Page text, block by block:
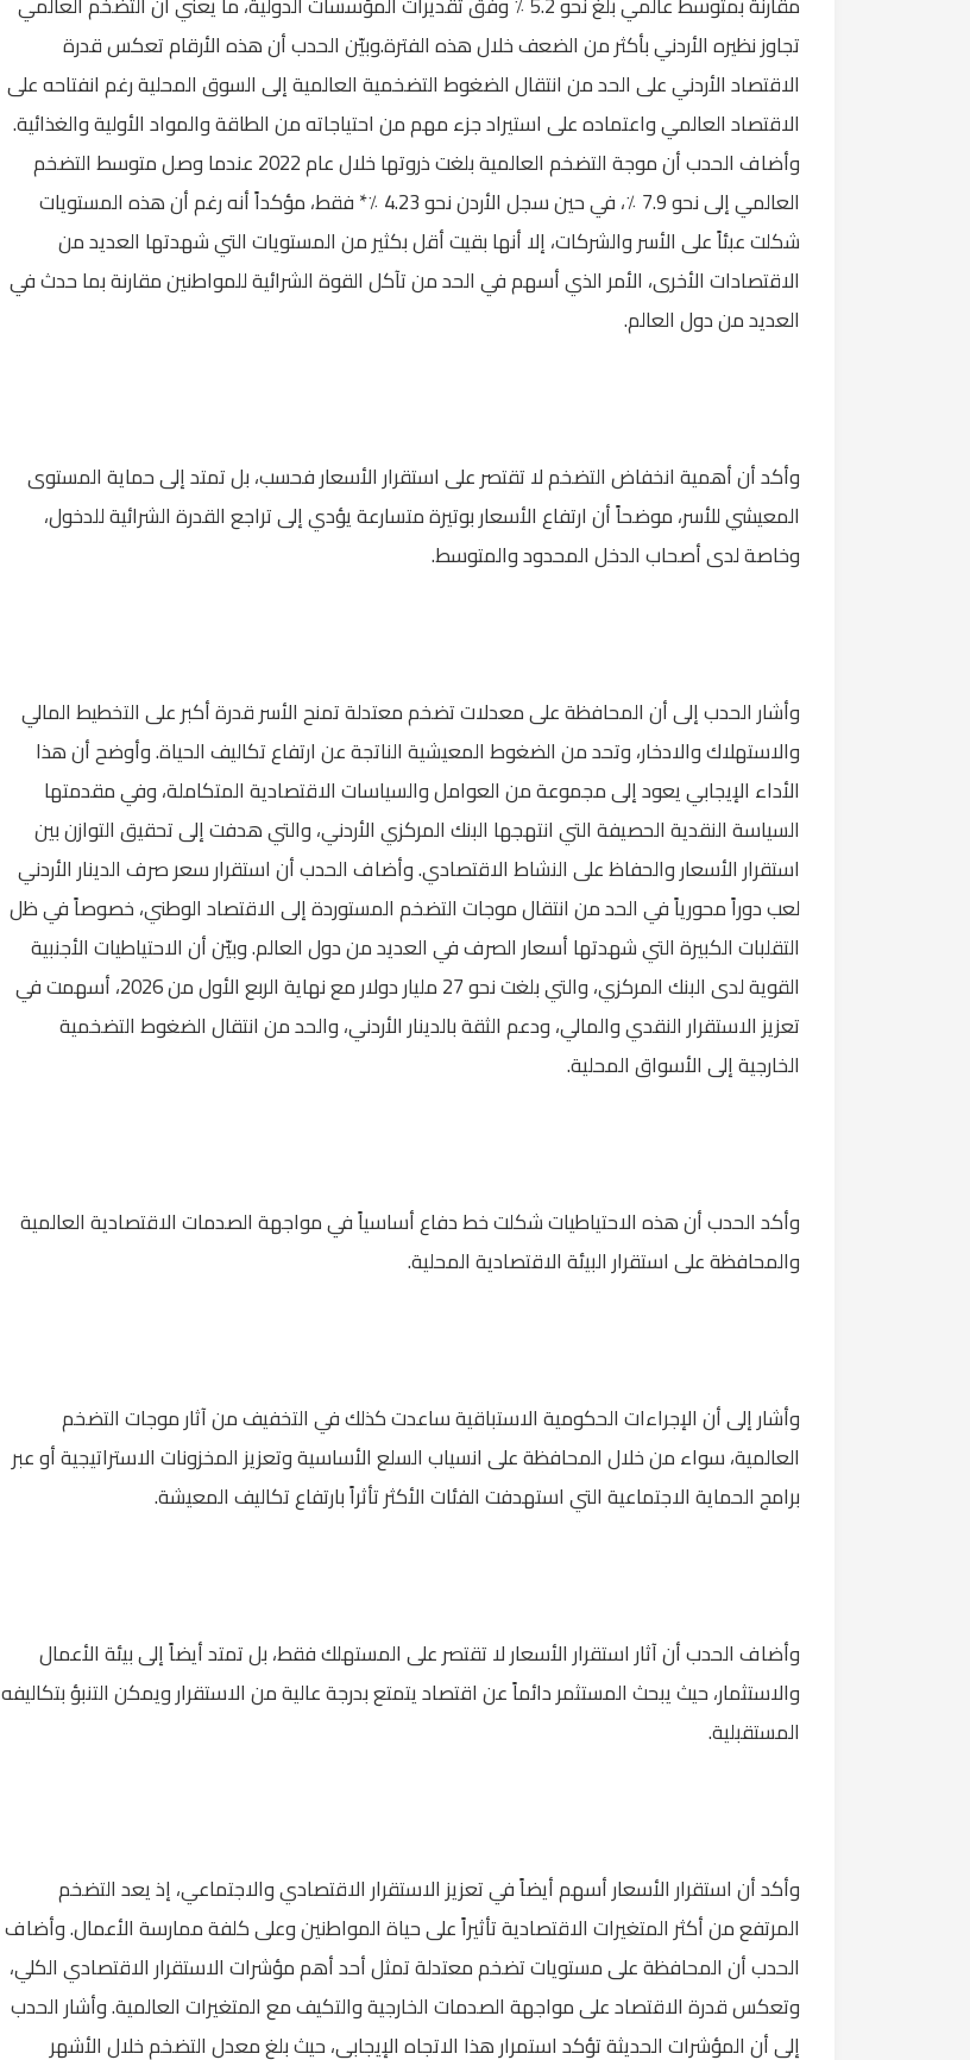
تجاوز نظيره الأردني بأكثر من الضعف خلال هذه الفترة.وبيّن الحدب أن هذه الأرقام تعكس قدرة
الاقتصاد الأردني على الحد من انتقال الضغوط التضخمية العالمية إلى السوق المحلية رغم انفتاحه على
الاقتصاد العالمي واعتماده على استيراد جزء مهم من احتياجاته من الطاقة والمواد الأولية والغذائية.
وأضاف الحدب أن موجة التضخم العالمية بلغت ذروتها خلال عام 2022 عندما وصل متوسط التضخم
العالمي إلى نحو 7.9 ٪، في حين سجل الأردن نحو 4.23 ٪* فقط، مؤكداً أنه رغم أن هذه المستويات
شكلت عبئاً على الأسر والشركات، إلا أنها بقيت أقل بكثير من المستويات التي شهدتها العديد من
الاقتصادات الأخرى، الأمر الذي أسهم في الحد من تآكل القوة الشرائية للمواطنين مقارنة بما حدث في
العديد من دول العالم.
وأكد أن أهمية انخفاض التضخم لا تقتصر على استقرار الأسعار فحسب، بل تمتد إلى حماية المستوى
المعيشي للأسر، موضحاً أن ارتفاع الأسعار بوتيرة متسارعة يؤدي إلى تراجع القدرة الشرائية للدخول،
وخاصة لدى أصحاب الدخل المحدود والمتوسط.
وأشار الحدب إلى أن المحافظة على معدلات تضخم معتدلة تمنح الأسر قدرة أكبر على التخطيط المالي
والاستهلاك والادخار، وتحد من الضغوط المعيشية الناتجة عن ارتفاع تكاليف الحياة. وأوضح أن هذا
الأداء الإيجابي يعود إلى مجموعة من العوامل والسياسات الاقتصادية المتكاملة، وفي مقدمتها
السياسة النقدية الحصيفة التي انتهجها البنك المركزي الأردني، والتي هدفت إلى تحقيق التوازن بين
استقرار الأسعار والحفاظ على النشاط الاقتصادي. وأضاف الحدب أن استقرار سعر صرف الدينار الأردني
لعب دوراً محورياً في الحد من انتقال موجات التضخم المستوردة إلى الاقتصاد الوطني، خصوصاً في ظل
التقلبات الكبيرة التي شهدتها أسعار الصرف في العديد من دول العالم. وبيّن أن الاحتياطيات الأجنبية
القوية لدى البنك المركزي، والتي بلغت نحو 27 مليار دولار مع نهاية الربع الأول من 2026، أسهمت في
تعزيز الاستقرار النقدي والمالي، ودعم الثقة بالدينار الأردني، والحد من انتقال الضغوط التضخمية
الخارجية إلى الأسواق المحلية.
وأكد الحدب أن هذه الاحتياطيات شكلت خط دفاع أساسياً في مواجهة الصدمات الاقتصادية العالمية
والمحافظة على استقرار البيئة الاقتصادية المحلية.
وأشار إلى أن الإجراءات الحكومية الاستباقية ساعدت كذلك في التخفيف من آثار موجات التضخم
العالمية، سواء من خلال المحافظة على انسياب السلع الأساسية وتعزيز المخزونات الاستراتيجية أو عبر
برامج الحماية الاجتماعية التي استهدفت الفئات الأكثر تأثراً بارتفاع تكاليف المعيشة.
وأضاف الحدب أن آثار استقرار الأسعار لا تقتصر على المستهلك فقط، بل تمتد أيضاً إلى بيئة الأعمال
والاستثمار، حيث يبحث المستثمر دائماً عن اقتصاد يتمتع بدرجة عالية من الاستقرار ويمكن التنبؤ بتكاليفه
المستقبلية.
وأكد أن استقرار الأسعار أسهم أيضاً في تعزيز الاستقرار الاقتصادي والاجتماعي، إذ يعد التضخم
المرتفع من أكثر المتغيرات الاقتصادية تأثيراً على حياة المواطنين وعلى كلفة ممارسة الأعمال. وأضاف
الحدب أن المحافظة على مستويات تضخم معتدلة تمثل أحد أهم مؤشرات الاستقرار الاقتصادي الكلي،
وتعكس قدرة الاقتصاد على مواجهة الصدمات الخارجية والتكيف مع المتغيرات العالمية. وأشار الحدب
إلى أن المؤشرات الحديثة تؤكد استمرار هذا الاتجاه الإيجابي، حيث بلغ معدل التضخم خلال الأشهر